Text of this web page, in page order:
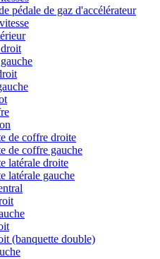
pédale de gaz d'accélérateur
de coffre droite
de coffre gauche
latérale droite
latérale gauche
(banquette double)